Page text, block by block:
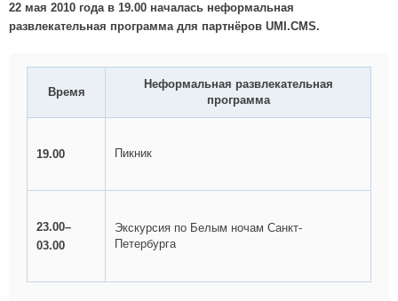
22 мая 2010 года в 19.00 началась неформальная
развлекательная программа для партнёров UMI.CMS.
Время
Неформальная развлекательная
программа
19.00 Пикник
23.00–
03.00
Экскурсия по Белым ночам Санкт-
Петербурга